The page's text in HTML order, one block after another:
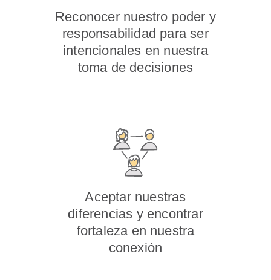
Reconocer nuestro poder y
responsabilidad para ser
intencionales en nuestra
toma de decisiones
Aceptar nuestras
diferencias y encontrar
fortaleza en nuestra
conexión